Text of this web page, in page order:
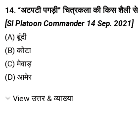
14. “अटपटी पगड़ी” चित्रकला की किस शैली
[SI Platoon Commander 14 Sep. 2021]
(A) बूंदी
(B) कोटा
(C) मेवाड़
(D) आमेर
View उत्तर & व्याख्या